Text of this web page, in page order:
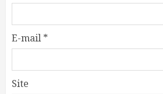
E-mail *
Site